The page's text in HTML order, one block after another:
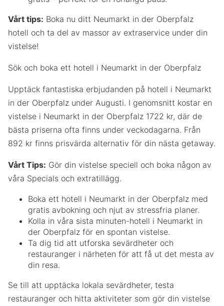
Vårt tips: Boka nu ditt Neumarkt in der Oberpfalz
hotell och ta del av massor av extraservice under din
vistelse!
Sök och boka ett hotell i Neumarkt in der Oberpfalz
Upptäck fantastiska erbjudanden på hotell i Neumarkt
in der Oberpfalz under Augusti. I genomsnitt kostar en
vistelse i Neumarkt in der Oberpfalz 1722 kr, där de
bästa priserna ofta finns under veckodagarna. Från
892 kr finns prisvärda alternativ för din nästa getaway.
Vårt Tips: Gör din vistelse speciell och boka någon av
våra Specials och extratillägg.
Boka ett hotell i Neumarkt in der Oberpfalz med
gratis avbokning och njut av stressfria planer.
Kolla in våra sista minuten-hotell i Neumarkt in
der Oberpfalz för en spontan vistelse.
Ta dig tid att utforska sevärdheter och
restauranger i närheten för att få ut det mesta av
din resa.
Se till att upptäcka lokala sevärdheter, testa
restauranger och hitta aktiviteter som gör din vistelse